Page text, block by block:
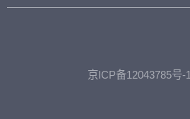
京ICP备12043785号-1